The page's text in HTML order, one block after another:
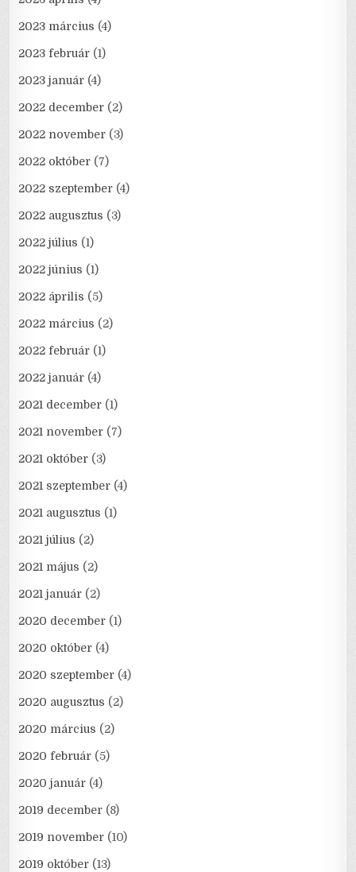
2023 március (4)
2023 február (1)
2023 január (4)
2022 december (2)
2022 november (3)
2022 október (7)
2022 szeptember (4)
2022 augusztus (3)
2022 július (1)
2022 június (1)
2022 április (5)
2022 március (2)
2022 február (1)
2022 január (4)
2021 december (1)
2021 november (7)
2021 október (3)
2021 szeptember (4)
2021 augusztus (1)
2021 július (2)
2021 május (2)
2021 január (2)
2020 december (1)
2020 október (4)
2020 szeptember (4)
2020 augusztus (2)
2020 március (2)
2020 február (5)
2020 január (4)
2019 december (8)
2019 november (10)
2019 október (13)